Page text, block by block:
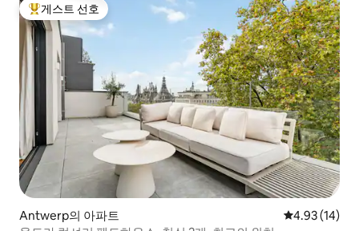
상위 게스트 선호
게스트 선호
Antwerp의 아파트 평점 4.93점
4.93 (14)